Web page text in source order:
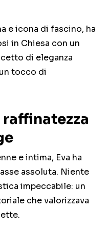
e icona di fascino, ha
in Chiesa con un
di eleganza
tocco di
e intima, Eva ha
assoluta. Niente
impeccabile: un
che valorizzava